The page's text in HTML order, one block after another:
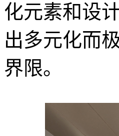
化元素和设
出多元化而
界限。